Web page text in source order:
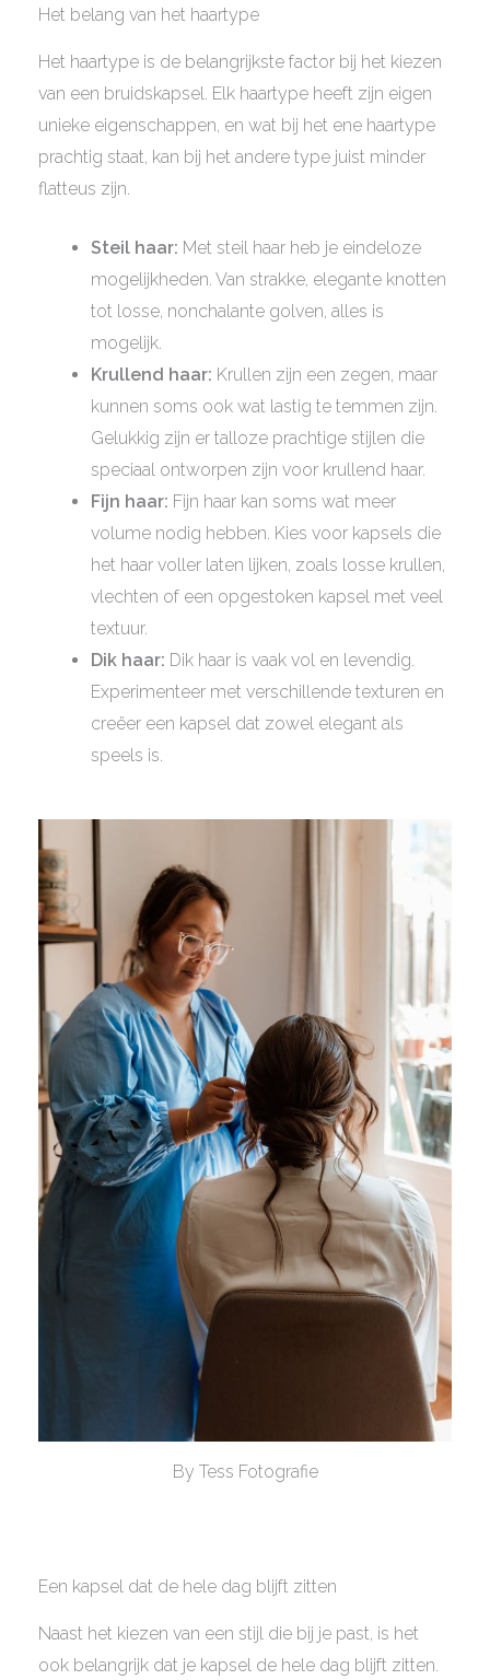
Het belang van het haartype
Het haartype is de belangrijkste factor bij het kiezen
van een bruidskapsel. Elk haartype heeft zijn eigen
unieke eigenschappen, en wat bij het ene haartype
prachtig staat, kan bij het andere type juist minder
flatteus zijn.
Steil haar: Met steil haar heb je eindeloze
mogelijkheden. Van strakke, elegante knotten
tot losse, nonchalante golven, alles is
mogelijk.
Krullend haar: Krullen zijn een zegen, maar
kunnen soms ook wat lastig te temmen zijn.
Gelukkig zijn er talloze prachtige stijlen die
speciaal ontworpen zijn voor krullend haar.
Fijn haar: Fijn haar kan soms wat meer
volume nodig hebben. Kies voor kapsels die
het haar voller laten lijken, zoals losse krullen,
vlechten of een opgestoken kapsel met veel
textuur.
Dik haar: Dik haar is vaak vol en levendig.
Experimenteer met verschillende texturen en
creëer een kapsel dat zowel elegant als
speels is.
By Tess Fotografie
Een kapsel dat de hele dag blijft zitten
Naast het kiezen van een stijl die bij je past, is het
ook belangrijk dat je kapsel de hele dag blijft zitten.